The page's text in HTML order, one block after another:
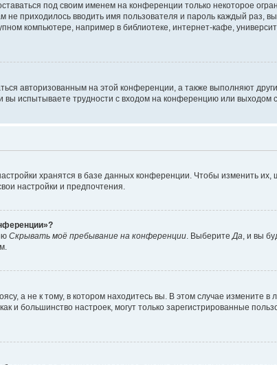
под своим именем на конференции только некоторое
не приходилось вводить имя пользователя и пароль каждый раз,
компьютере, например в библиотеке, интернет-кафе,
авторизованным на этой конференции, а также выполняют
испытываете трудности с входом на конференцию или
хранятся в базе данных конференции. Чтобы изменить
настройки и предпочтения.
Скрывать моё пребывание на конференции. ВыберитеДа, и вы
а не к тому, в котором находитесь вы. В этом случае измените в
и большинство настроек, могут только зарегистрированные